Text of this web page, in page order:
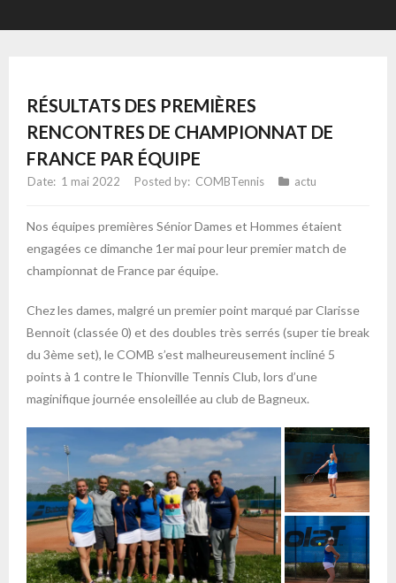
RÉSULTATS DES PREMIÈRES
RENCONTRES DE CHAMPIONNAT DE
FRANCE PAR ÉQUIPE
1 mai 2022 COMBTennis actu
Nos équipes premières Sénior Dames et Hommes étaient
engagées ce dimanche 1er mai pour leur premier match de
championnat de France par équipe.
Chez les dames, malgré un premier point marqué par Clarisse
Bennoit (classée 0) et des doubles très serrés (super tie break
du 3ème set), le COMB s’est malheureusement incliné 5
points à 1 contre le Thionville Tennis Club, lors d’une
maginifique journée ensoleillée au club de Bagneux.